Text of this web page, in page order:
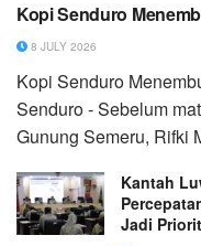
Kopi Senduro
8 JULY 2026
Kopi Senduro
Senduro - Sebelum
Gunung Semeru, Rifki
Kantah
Jadi